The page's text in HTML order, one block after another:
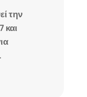
την
και